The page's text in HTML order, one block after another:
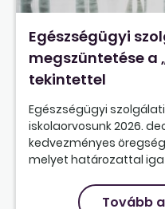
Egészségügyi
megszüntetése a
tekintettel
Egészségügyi
iskolaorvosunk 2026.
kedvezményes
melyet határozattal
Tovább